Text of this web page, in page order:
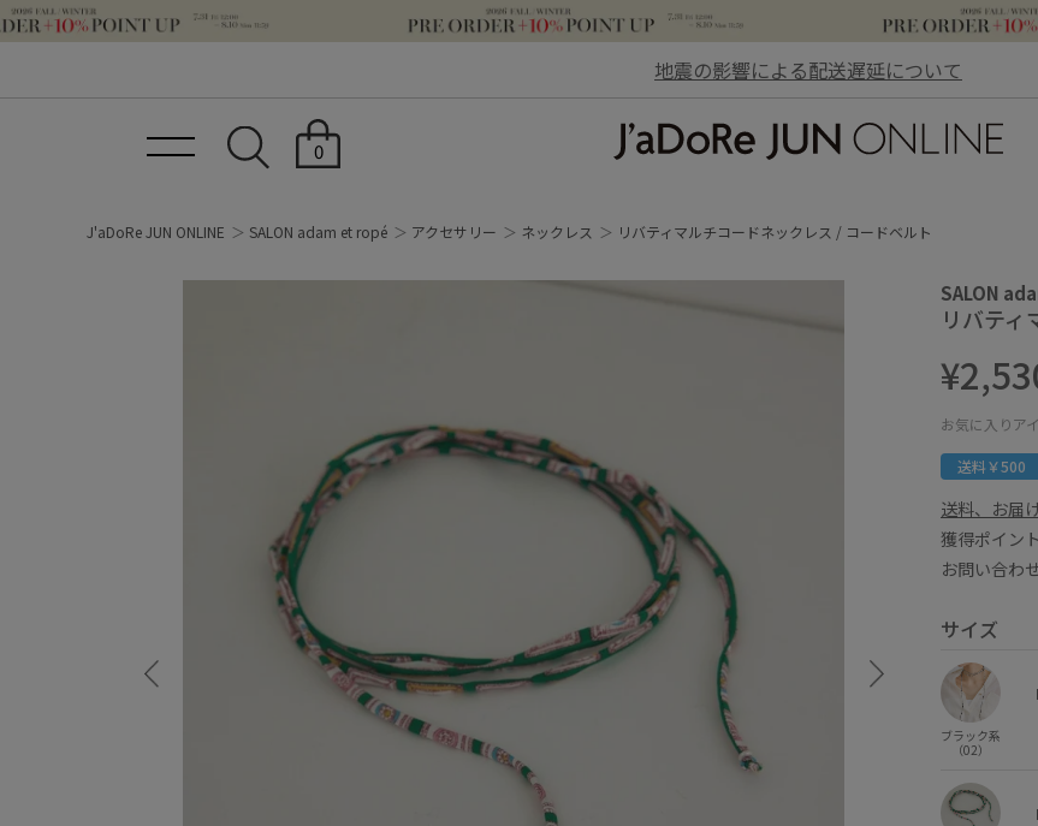
地震の影響による配送遅延について
0
J'aDoRe JUN ONLINE SALON adam et ropé アクセサリー ネックレス リバティマルチコードネックレス / コードベルト
SALON
リバティ
お気に入りア
送料￥500
送料、お届
獲得ポイン
お問い合わ
サイズ
ブラック系
（02）